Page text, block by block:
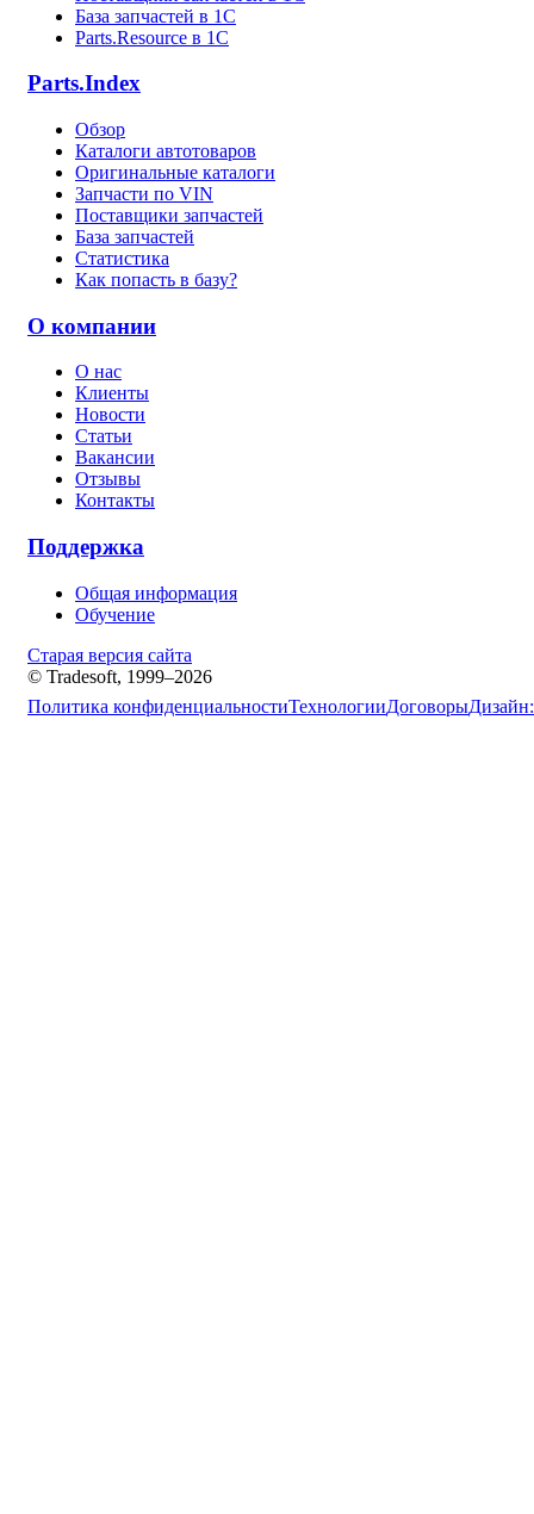
База запчастей в 1С
Parts.Resource в 1C
Parts.Index
Обзор
Каталоги автотоваров
Оригинальные каталоги
Запчасти по VIN
Поставщики запчастей
База запчастей
Статистика
Как попасть в базу?
О компании
О нас
Клиенты
Новости
Статьи
Вакансии
Отзывы
Контакты
Поддержка
Общая информация
Обучение
Старая версия сайта
© Tradesoft, 1999–2026
Политика конфиденциальностиТехнологииДоговорыДизайн: